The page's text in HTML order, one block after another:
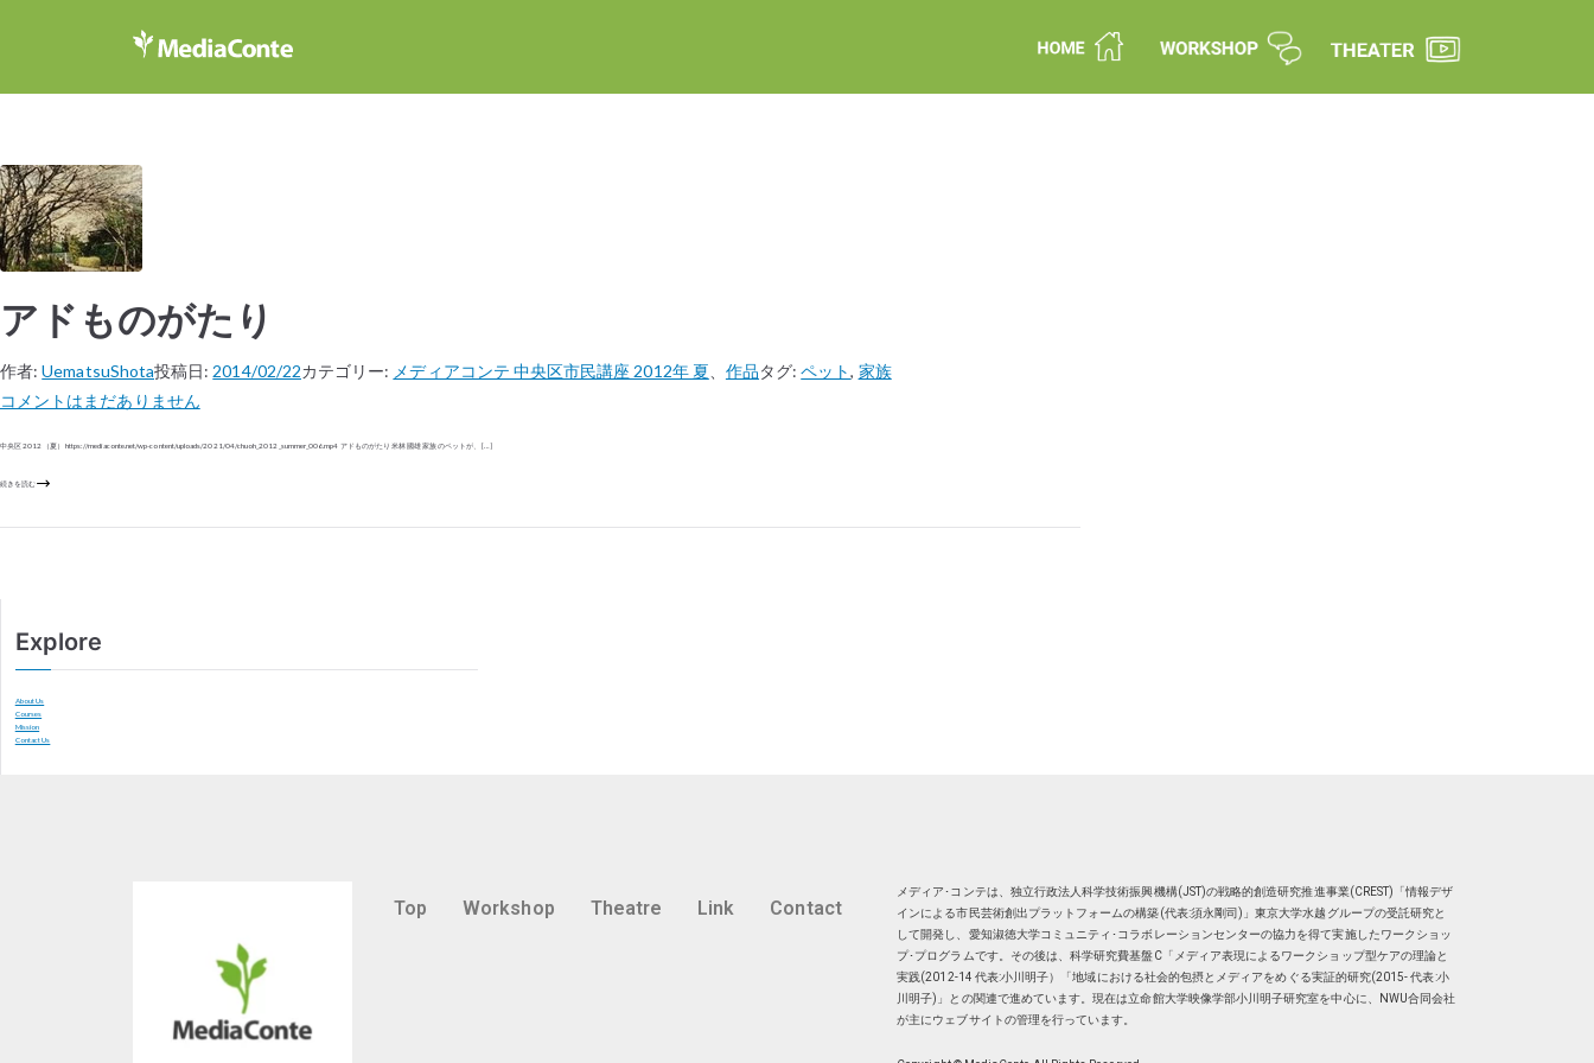
アドものがたり
作者:UematsuShota投稿日: 2014/02/22カテゴリー: メディアコンテ 中央区市民講座 2012年 夏 作品タグ:ペット, 家族
コメントはまだありません
中央区 2012（夏） https://mediaconte.net/wp-content/uploads/2021/04/chuoh_2012_summer_006.mp4 アドものがたり 米林 國雄 家族のペットが、 […]
続きを読む
Explore
About Us
Courses
Mission
Contact Us
Top Workshop Theatre Link Contact
メディア･コンテは、独立行政法人科学技術振興機構(JST)の戦略的創造研究推進事業(CREST)「情報デザ
インによる市民芸術創出プラットフォームの構築(代表:須永剛司)」東京大学水越グループの受託研究と
して開発し、愛知淑徳大学コミュニティ･コラボレーションセンターの協力を得て実施したワークショッ
プ･プログラムです。その後は、科学研究費基盤C「メディア表現によるワークショップ型ケアの理論と
実践(2012-14 代表:小川明子）「地域における社会的包摂とメディアをめぐる実証的研究(2015- 代表:小
川明子)」との関連で進めています。現在は立命館大学映像学部小川明子研究室を中心に、
NWU合同会社
が主にウェブサイトの管理を行っています。